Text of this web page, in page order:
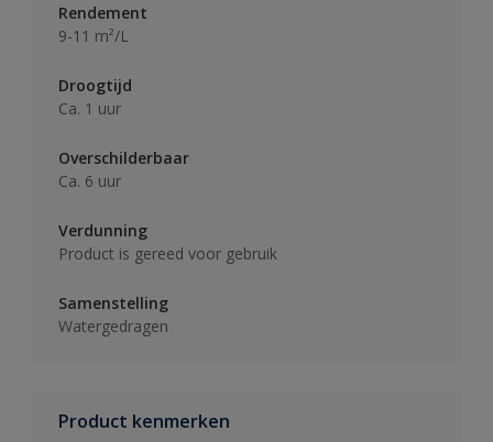
Rendement
9-11 m²/L
Droogtijd
Ca. 1 uur
Overschilderbaar
Ca. 6 uur
Verdunning
Product is gereed voor gebruik
Samenstelling
Watergedragen
Product kenmerken